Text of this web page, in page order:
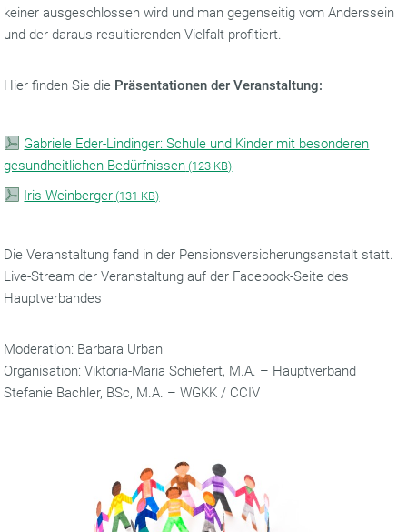
keiner ausgeschlossen wird und man gegenseitig vom Anderssein
und der daraus resultierenden Vielfalt profitiert.
Hier finden Sie die Präsentationen der Veranstaltung:
Gabriele Eder-Lindinger: Schule und Kinder mit besonderen
gesundheitlichen Bedürfnissen (123 KB)
Iris Weinberger (131 KB)
Die Veranstaltung fand in der Pensionsversicherungsanstalt statt.
Live-Stream der Veranstaltung auf der Facebook-Seite des
Hauptverbandes
Moderation: Barbara Urban
Organisation: Viktoria-Maria Schiefert, M.A. – Hauptverband
Stefanie Bachler, BSc, M.A. – WGKK / CCIV